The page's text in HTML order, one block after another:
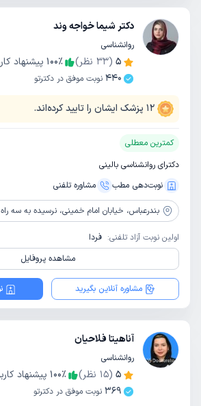
دکتر شیما خواجه وند
روانشناسی
5
(
33 نظر) 100٪
پیشنهاد
440 نوبت موفق در دکترتو
12 پزشک ایشان را تایید کرده‌اند.
کمترین معطلی
دکترای روانشناسی بالینی
نوبت‌دهی مطب
مشاوره‌ تلفنی
بندرعباس، خیابان امام خمینی، نرسیده به سه راه
اولین نوبت آزاد تلفنی: فردا
مشاهده پروفایل
مشاوره آنلاین بگیرید
آناهیتا فلاحیان
روانشناسی
5
(
15 نظر) 100٪
پیشنهاد
369 نوبت موفق در دکترتو